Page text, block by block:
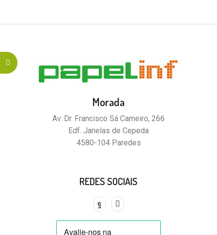
Morada
Av. Dr. Francisco Sá Carneiro, 266
Edf. Janelas de Cepeda
4580-104 Paredes
REDES SOCIAIS